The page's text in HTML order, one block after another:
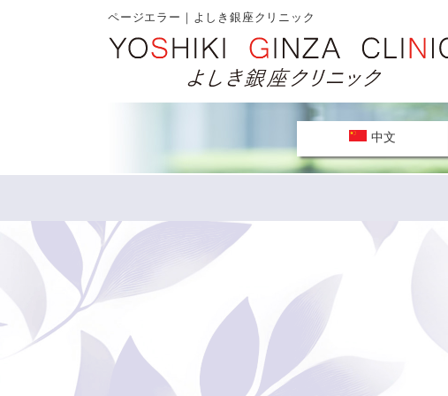
ページエラー｜よしき銀座クリニック
中文